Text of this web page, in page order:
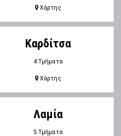
Χάρτης
Καρδίτσα
4 Τμήματα
Χάρτης
Λαμία
5 Τμήματα